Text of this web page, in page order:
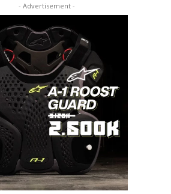
- Advertisement -